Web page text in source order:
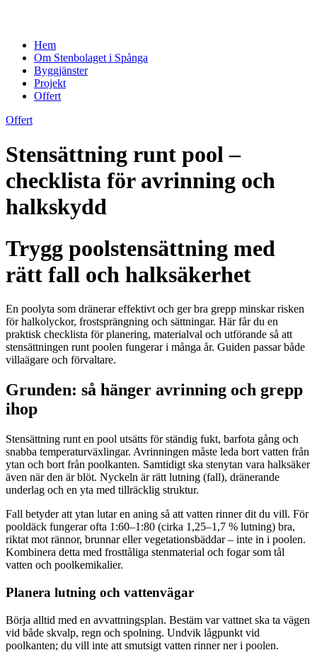
Hem
Om Stenbolaget i Spånga
Byggjänster
Projekt
Offert
Offert
Stensättning runt pool –
checklista för avrinning och
halkskydd
Trygg poolstensättning med
rätt fall och halksäkerhet
En poolyta som dränerar effektivt och ger bra grepp minskar risken
för halkolyckor, frostsprängning och sättningar. Här får du en
praktisk checklista för planering, materialval och utförande så att
stensättningen runt poolen fungerar i många år. Guiden passar både
villaägare och förvaltare.
Grunden: så hänger avrinning och grepp
ihop
Stensättning runt en pool utsätts för ständig fukt, barfota gång och
snabba temperaturväxlingar. Avrinningen måste leda bort vatten från
ytan och bort från poolkanten. Samtidigt ska stenytan vara halksäker
även när den är blöt. Nyckeln är rätt lutning (fall), dränerande
underlag och en yta med tillräcklig struktur.
Fall betyder att ytan lutar en aning så att vatten rinner dit du vill. För
pooldäck fungerar ofta 1:60–1:80 (cirka 1,25–1,7 % lutning) bra,
riktat mot rännor, brunnar eller vegetationsbäddar – inte in i poolen.
Kombinera detta med frosttåliga stenmaterial och fogar som tål
vatten och poolkemikalier.
Planera lutning och vattenvägar
Börja alltid med en avvattningsplan. Bestäm var vattnet ska ta vägen
vid både skvalp, regn och spolning. Undvik lågpunkt vid
poolkanten; du vill inte att smutsigt vatten rinner ner i poolen.